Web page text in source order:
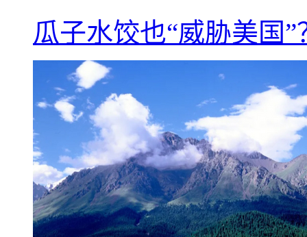
瓜子水饺也“威胁美国”